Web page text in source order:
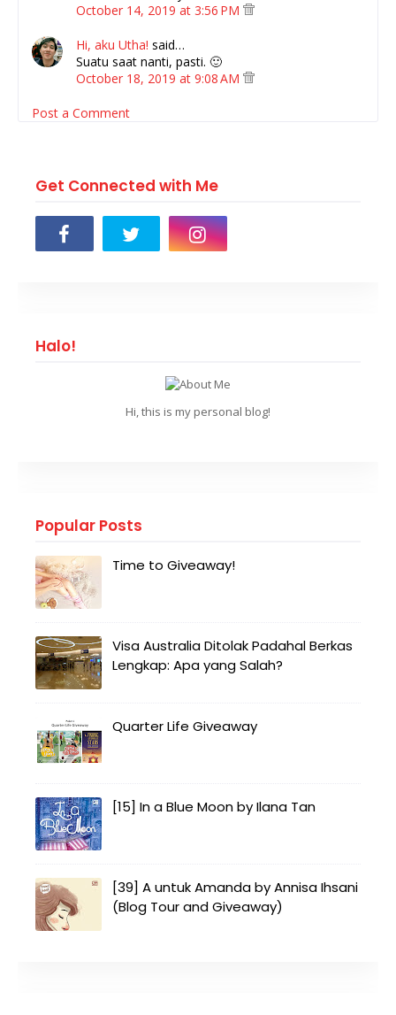
October 14, 2019 at 3:56 PM
Hi, aku Utha! said…
Suatu saat nanti, pasti. 🙂
October 18, 2019 at 9:08 AM
Post a Comment
Get Connected with Me
Halo!
Hi, this is my personal blog!
Popular Posts
Time to Giveaway!
Visa Australia Ditolak Padahal Berkas
Lengkap: Apa yang Salah?
Quarter Life Giveaway
[15] In a Blue Moon by Ilana Tan
[39] A untuk Amanda by Annisa Ihsani
(Blog Tour and Giveaway)